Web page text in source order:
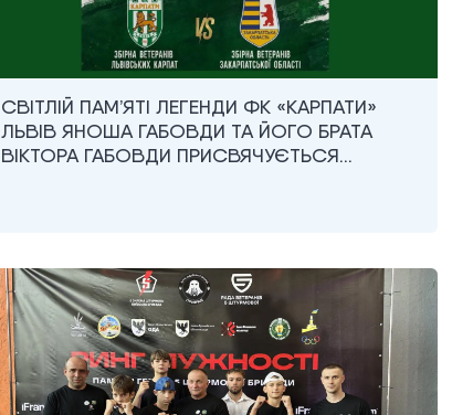
СВІТЛІЙ ПАМ’ЯТІ ЛЕГЕНДИ ФК «КАРПАТИ»
ЛЬВІВ ЯНОША ГАБОВДИ ТА ЙОГО БРАТА
ВІКТОРА ГАБОВДИ ПРИСВЯЧУЄТЬСЯ…